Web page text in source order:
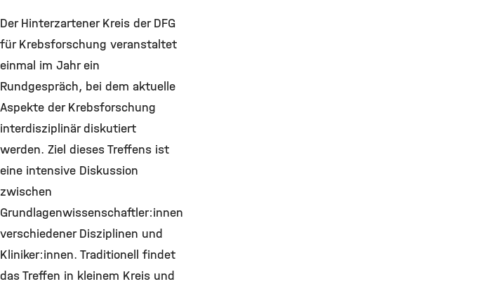
Der Hinterzartener Kreis der DFG
für Krebsforschung veranstaltet
einmal im Jahr ein
Rundgespräch, bei dem aktuelle
Aspekte der Krebsforschung
interdisziplinär diskutiert
werden. Ziel dieses Treffens ist
eine intensive Diskussion
zwischen
Grundlagenwissenschaftler:innen
verschiedener Disziplinen und
Kliniker:innen. Traditionell findet
das Treffen in kleinem Kreis und